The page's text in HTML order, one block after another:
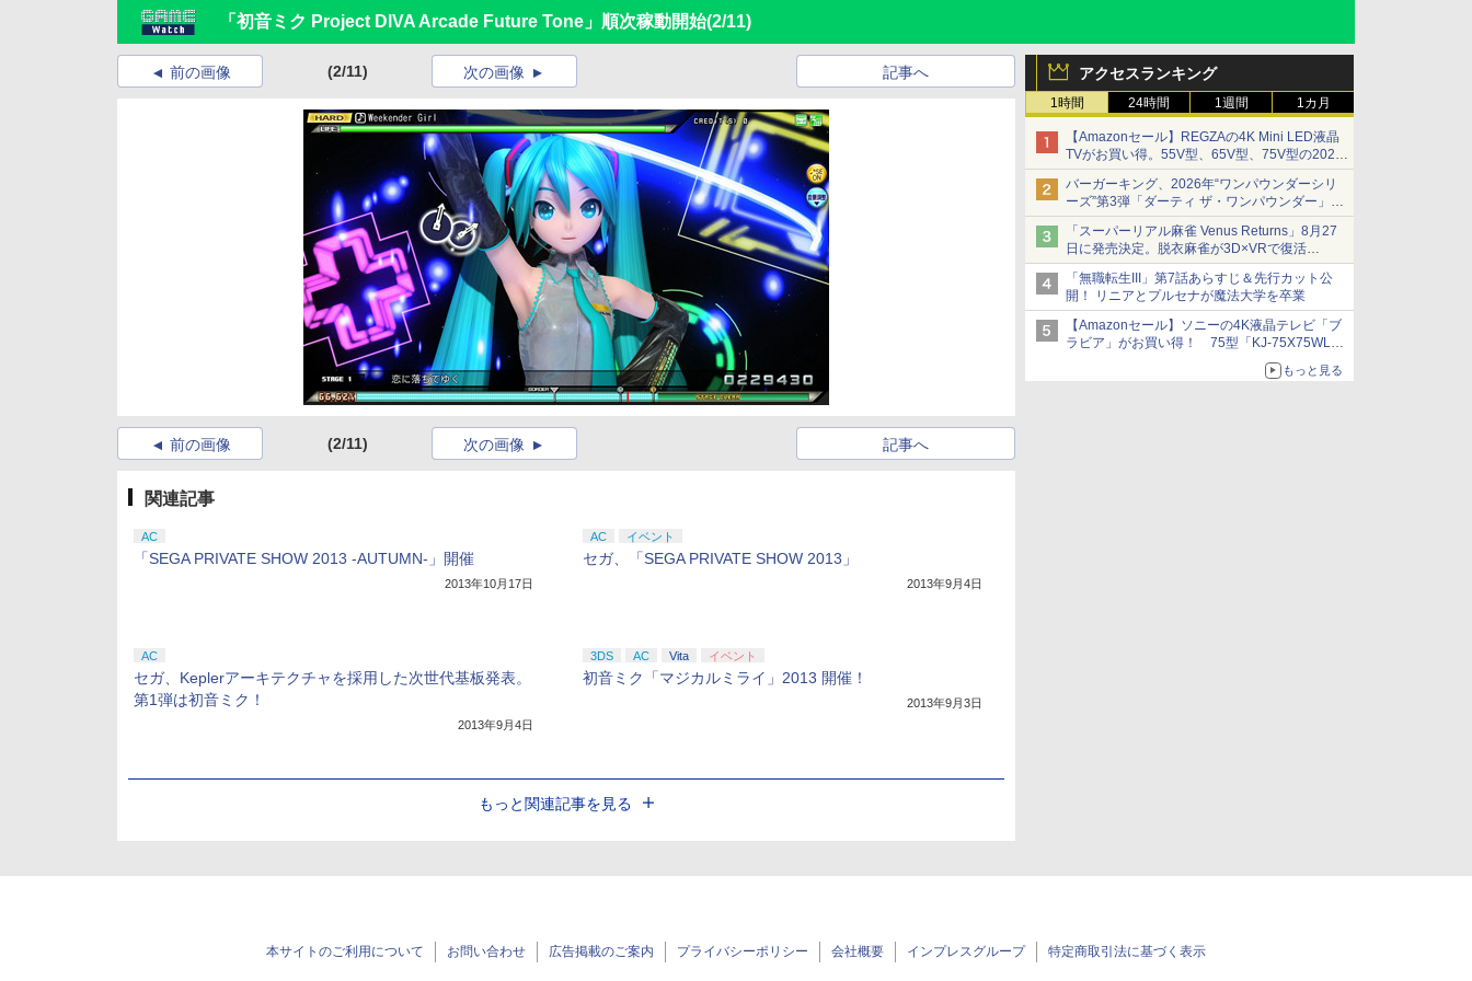
「初音ミク Project DIVA Arcade Future Tone」順次稼動開始(2/11)
アクセスランキング
1時間 24時間 1週間 1カ月
【Amazonセール】REGZAの4K Mini LED液晶
TVがお買い得。55V型、65V型、75V型の2026
年モデルがラインナップ
バーガーキング、2026年“ワンパウンダーシリ
ーズ”第3弾「ダーティ ザ・ワンパウンダー」を
8月7日発売
「特製ガーリックマヨソース」を使用した超大
型チーズバーガー
「スーパーリアル麻雀 Venus Returns」8月27
日に発売決定。脱衣麻雀が3D×VRで復活
発売から2週間は20%オフになるセールが実施
「無職転生III」第7話あらすじ＆先行カット公
開！ リニアとプルセナが魔法大学を卒業
【Amazonセール】ソニーの4K液晶テレビ「ブ
ラビア」がお買い得！ 75型「KJ-75X75WL」
もっと見る
前の画像 (2/11) 記事へ
次の画像
前の画像 (2/11) 記事へ
次の画像
関連記事
AC
「SEGA PRIVATE SHOW 2013 -AUTUMN-」開催
2013年10月17日
AC イベント
セガ、「SEGA PRIVATE SHOW 2013」
2013年9月4日
AC
セガ、Keplerアーキテクチャを採用した次世代基板発表。
第1弾は初音ミク！
2013年9月4日
3DS AC Vita イベント
初音ミク「マジカルミライ」2013 開催！
2013年9月3日
もっと関連記事を見る
本サイトのご利用について お問い合わせ 広告掲載のご案内 プライバシーポリシー 会社概要 インプレスグループ 特定商取引法に基づく表示